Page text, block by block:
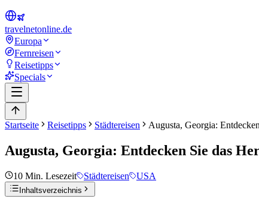
travelnetonline.de
Europa
Fernreisen
Reisetipps
Specials
Startseite Reisetipps Städtereisen Augusta, Georgia:
Augusta, Georgia: Entdecken Sie das
10 Min. Lesezeit Städtereisen USA
Inhaltsverzeichnis